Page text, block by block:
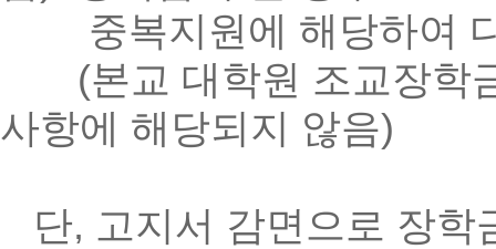
중복지원에 해당하여 다
(본교 대학원 조교장학
사항에 해당되지 않음)
단, 고지서 감면으로 장